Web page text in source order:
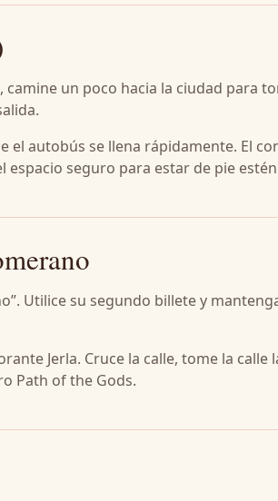
un poco hacia la ciudad para
el autobús se llena rápidamente. El
seguro para estar de pie
Utilice su segundo billete y
Jerla. Cruce la calle, tome la calle
Path of the Gods.